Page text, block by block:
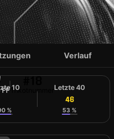
FF Trikotnummer
Verlauf
10
%
Letzte 40
46
53 %